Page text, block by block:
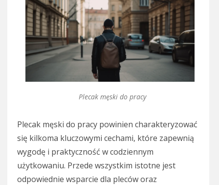
Plecak męski do pracy
Plecak męski do pracy powinien charakteryzować
się kilkoma kluczowymi cechami, które zapewnią
wygodę i praktyczność w codziennym
użytkowaniu. Przede wszystkim istotne jest
odpowiednie wsparcie dla pleców oraz